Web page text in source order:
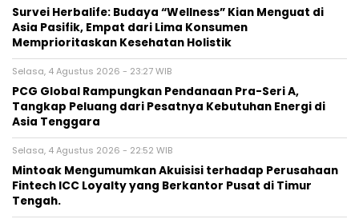
Survei Herbalife: Budaya “Wellness” Kian Menguat di
Asia Pasifik, Empat dari Lima Konsumen
Memprioritaskan Kesehatan Holistik
Selasa, 4 Agustus 2026 - 23:27 WIB
PCG Global Rampungkan Pendanaan Pra-Seri A,
Tangkap Peluang dari Pesatnya Kebutuhan Energi di
Asia Tenggara
Selasa, 4 Agustus 2026 - 22:52 WIB
Mintoak Mengumumkan Akuisisi terhadap Perusahaan
Fintech ICC Loyalty yang Berkantor Pusat di Timur
Tengah.